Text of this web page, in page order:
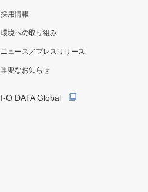
採用情報
環境への取り組み
ニュース／プレスリリース
重要なお知らせ
I-O DATA Global